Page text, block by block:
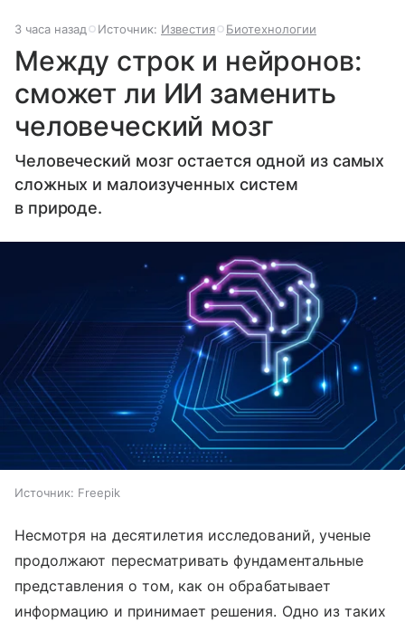
3 часа назад Источник: Известия Биотехнологии
Между строк и нейронов:
сможет ли ИИ заменить
человеческий мозг
Человеческий мозг остается одной из самых
сложных и малоизученных систем
в природе.
Источник: Freepik
Несмотря на десятилетия исследований, ученые
продолжают пересматривать фундаментальные
представления о том, как он обрабатывает
информацию и принимает решения. Одно из таких